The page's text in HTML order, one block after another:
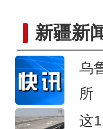
新疆新
乌
所
这
首